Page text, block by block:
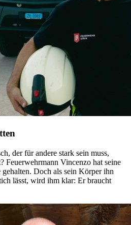
der für andere stark sein muss,
Feuerwehrmann Vincenzo hat seine
Doch als sein Körper ihn
lässt, wird ihm klar: Er braucht